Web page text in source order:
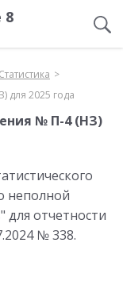
8
Статистика
для 2025 года
№ П-4 (НЗ)
неполной
для отчетности
№ 338.